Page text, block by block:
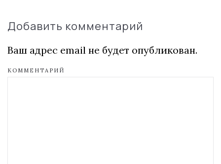
Добавить комментарий
Ваш адрес email не будет опубликован.
КОММЕНТАРИЙ